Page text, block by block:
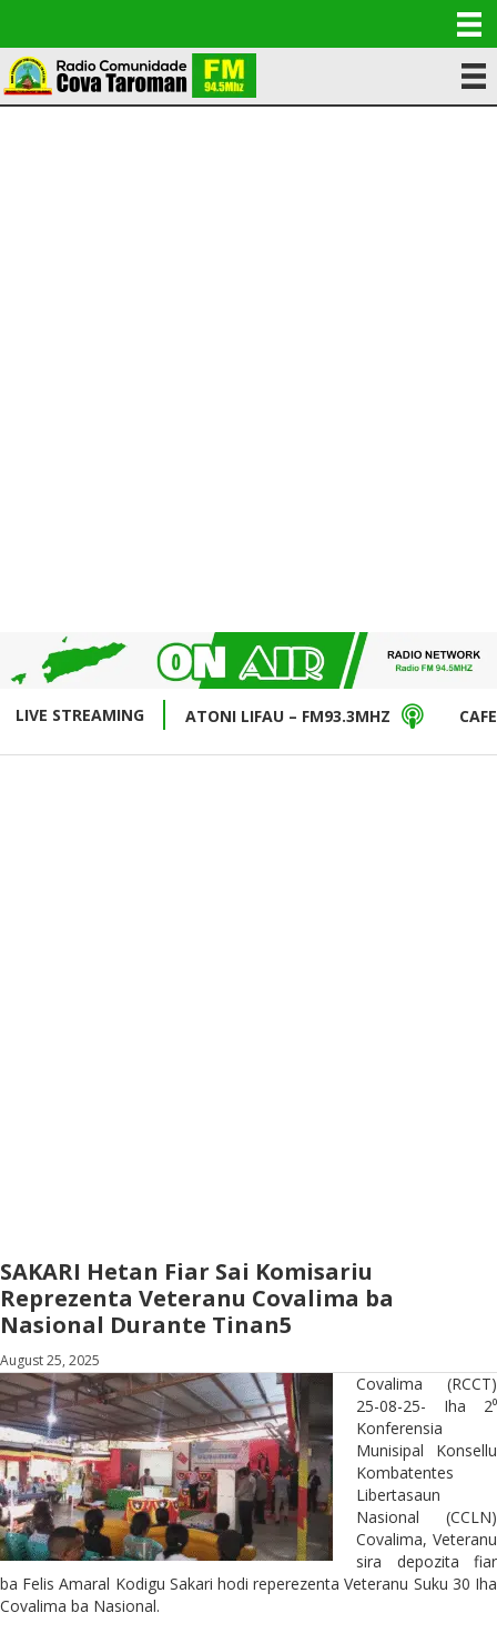
LIVE STREAMING ATONI LIFAU – FM93.3MHZ
SAKARI Hetan Fiar Sai Komisariu
Reprezenta Veteranu Covalima ba
Nasional Durante Tinan5
August 25, 2025
Covalima (RCCT)
25-08-25- Iha 2⁰
Konferensia
Munisipal Konsellu
Kombatentes
Libertasaun
Nasional (CCLN)
Covalima, Veteranu
sira depozita fiar
ba Felis Amaral Kodigu Sakari hodi reperezenta Veteranu Suku 30 Iha
Covalima ba Nasional.